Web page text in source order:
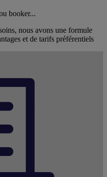
booker...
nous avons une formule
et de tarifs préférentiels